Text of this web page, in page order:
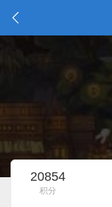
20854
积分